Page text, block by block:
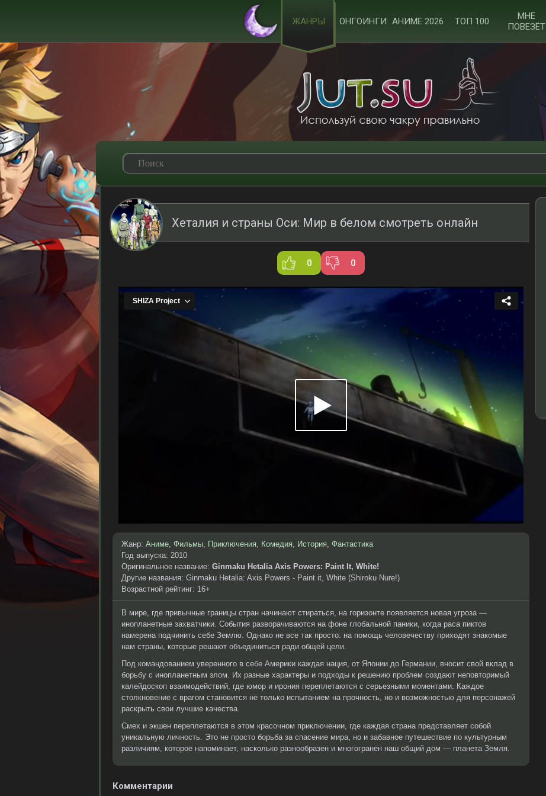
ЖАНРЫ ОНГОИНГИ АНИМЕ 2026 ТОП 100
МНЕ
ПОВЕЗЁТ
Хеталия и страны Оси: Мир в белом смотреть онлайн
0 0
Жанр: Аниме, Фильмы, Приключения, Комедия, История, Фантастика
Год выпуска: 2010
Оригинальное название: Ginmaku Hetalia Axis Powers: Paint It, White!
Другие названия: Ginmaku Hetalia: Axis Powers - Paint it, White (Shiroku Nure!)
Возрастной рейтинг: 16+
В мире, где привычные границы стран начинают стираться, на горизонте появляется новая угроза —
инопланетные захватчики. События разворачиваются на фоне глобальной паники, когда раса пиктов
намерена подчинить себе Землю. Однако не все так просто: на помощь человечеству приходят знакомые
нам страны, которые решают объединиться ради общей цели.
Под командованием уверенного в себе Америки каждая нация, от Японии до Германии, вносит свой вклад в
борьбу с инопланетным злом. Их разные характеры и подходы к решению проблем создают неповторимый
калейдоскоп взаимодействий, где юмор и ирония переплетаются с серьезными моментами. Каждое
столкновение с врагом становится не только испытанием на прочность, но и возможностью для персонажей
раскрыть свои лучшие качества.
Смех и экшен переплетаются в этом красочном приключении, где каждая страна представляет собой
уникальную личность. Это не просто борьба за спасение мира, но и забавное путешествие по культурным
различиям, которое напоминает, насколько разнообразен и многогранен наш общий дом — планета Земля.
Комментарии